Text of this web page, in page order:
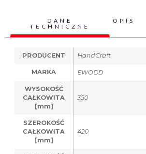
DANE
TECHNICZNE
OPIS
PRODUCENT HandCraft
MARKA EWODD
WYSOKOŚĆ
CAŁKOWITA
[mm]
350
SZEROKOŚĆ
CAŁKOWITA
[mm]
420